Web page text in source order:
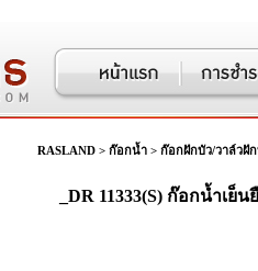
RASLAND > ก๊อกน้ำ > ก๊อกฝักบัว/วาล์วฝั
_DR 11333(S) ก๊อกน้ำเ